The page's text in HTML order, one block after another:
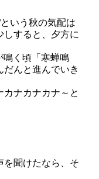
いう秋の気配は
すると、夕方に
く頃「寒蝉鳴
だんと進んでいき
ナカナカナ～と
聞けたなら、そ